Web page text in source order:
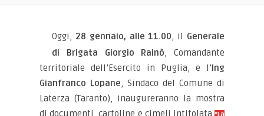
Oggi, 28 gennaio, alle 11.00, il Generale
di Brigata Giorgio Rainò, Comandante
territoriale dell’Esercito in Puglia, e l’Ing
Gianfranco Lopane, Sindaco del Comune di
Laterza (Taranto), inaugureranno la mostra
di documenti, cartoline e cimeli intitolata